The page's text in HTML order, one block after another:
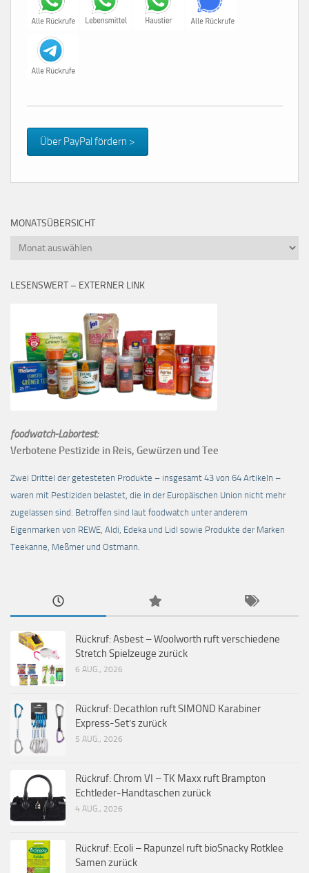
Über PayPal fördern >
MONATSÜBERSICHT
Monatsübersicht
LESENSWERT – EXTERNER LINK
foodwatch-Labortest:
Verbotene Pestizide in Reis, Gewürzen und Tee
Zwei Drittel der getesteten Produkte – insgesamt 43 von 64 Artikeln –
waren mit Pestiziden belastet, die in der Europäischen Union nicht mehr
zugelassen sind. Betroffen sind laut foodwatch unter anderem
Eigenmarken von REWE, Aldi, Edeka und Lidl sowie Produkte der Marken
Teekanne, Meßmer und Ostmann.
Rückruf: Asbest – Woolworth ruft verschiedene
Stretch Spielzeuge zurück
6 AUG., 2026
Rückruf: Decathlon ruft SIMOND Karabiner
Express-Set’s zurück
5 AUG., 2026
Rückruf: Chrom VI – TK Maxx ruft Brampton
Echtleder-Handtaschen zurück
4 AUG., 2026
Rückruf: Ecoli – Rapunzel ruft bioSnacky Rotklee
Samen zurück